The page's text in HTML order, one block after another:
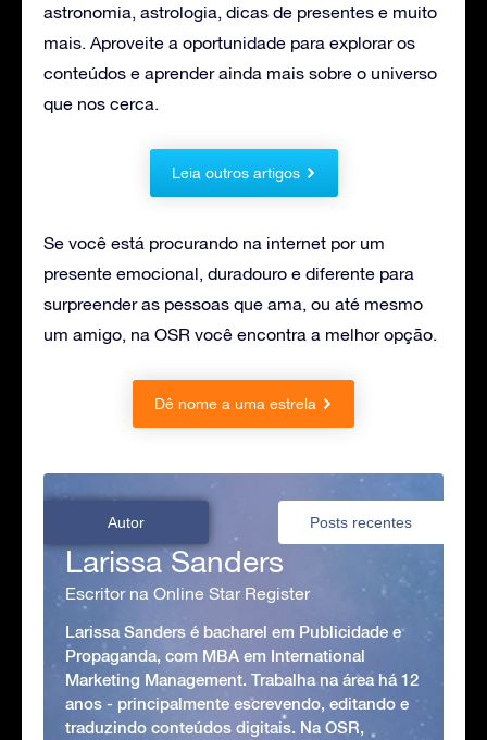
astronomia, astrologia, dicas de presentes e muito
mais. Aproveite a oportunidade para explorar os
conteúdos e aprender ainda mais sobre o universo
que nos cerca.
Leia outros artigos
Se você está procurando na internet por um
presente emocional, duradouro e diferente para
surpreender as pessoas que ama, ou até mesmo
um amigo, na OSR você encontra a melhor opção.
Dê nome a uma estrela
Autor Posts recentes
Larissa Sanders
Escritor na Online Star Register
Larissa Sanders é bacharel em Publicidade e
Propaganda, com MBA em International
Marketing Management. Trabalha na área há 12
anos - principalmente escrevendo, editando e
traduzindo conteúdos digitais. Na OSR,